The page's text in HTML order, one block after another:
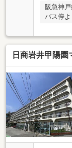
阪急神
バス停
住環境
のマン
ステー
ていま
機関が
手の良
で幅広
ぜひこ
日商岩井甲陽